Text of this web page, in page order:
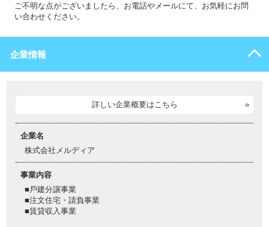
ご不明な点がございましたら、お電話やメールにて、お気軽にお問
い合わせください。
企業情報
詳しい企業概要はこちら
企業名
株式会社メルディア
事業内容
■⼾建分譲事業
■注⽂住宅・請負事業
■賃貸収⼊事業